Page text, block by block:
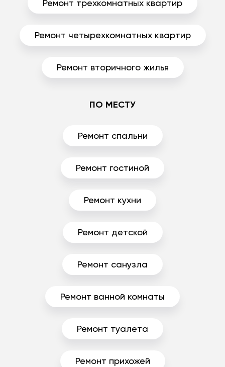
Ремонт трехкомнатных квартир
Ремонт четырехкомнатных квартир
Ремонт вторичного жилья
ПО МЕСТУ
Ремонт спальни
Ремонт гостиной
Ремонт кухни
Ремонт детской
Ремонт санузла
Ремонт ванной комнаты
Ремонт туалета
Ремонт прихожей